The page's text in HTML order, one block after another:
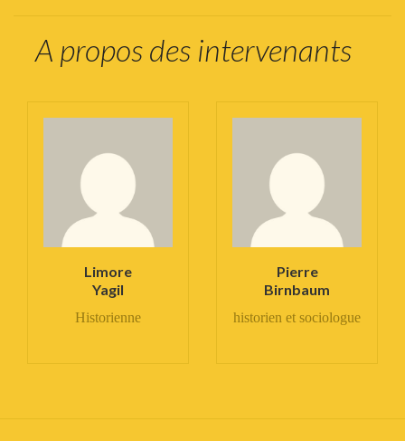
A propos des intervenants
Limore
Yagil
Historienne
Pierre
Birnbaum
historien et sociologue